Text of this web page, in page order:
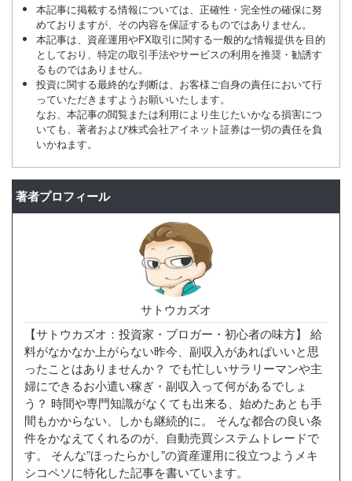
本記事に掲載する情報については、正確性・完全性の確保に努
めておりますが、その内容を保証するものではありません。
本記事は、資産運用やFX取引に関する一般的な情報提供を目的
としており、特定の取引手法やサービスの利用を推奨・勧誘す
るものではありません。
投資に関する最終的な判断は、お客様ご自身の責任において行
っていただきますようお願いいたします。
なお、本記事の閲覧または利用により生じたいかなる損害につ
いても、著者および株式会社アイネット証券は一切の責任を負
いかねます。
著者プロフィール
サトウカズオ
【サトウカズオ：投資家・ブロガー・初心者の味方】 給
料がなかなか上がらない昨今、副収入があればいいと思
ったことはありませんか？ でも忙しいサラリーマンや主
婦にできるお小遣い稼ぎ・副収入って何があるでしょ
う？ 時間や専門知識がなくても出来る、始めたあとも手
間もかからない、しかも継続的に。 そんな都合の良い条
件をかなえてくれるのが、自動売買システムトレードで
す。 そんな”ほったらかし”の資産運用に役立つようメキ
シコペソに特化した記事を書いています。